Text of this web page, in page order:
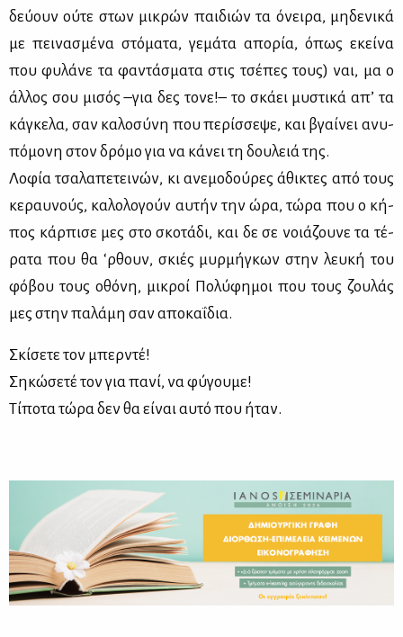
δεύ­ουν ού­τε στων μι­κρών παι­διών τα όνει­ρα, μη­δε­νι­κά
με πει­να­σμέ­να στό­μα­τα, γε­μά­τα απο­ρία, όπως εκεί­να
που φυ­λά­νε τα φα­ντά­σμα­τα στις τσέ­πες τους) ναι, μα ο
άλ­λος σου μι­σός –για δες το­νε!– το σκά­ει μυ­στι­κά απ’ τα
κά­γκε­λα, σαν κα­λο­σύ­νη που πε­ρίσ­σε­ψε, και βγαί­νει ανυ­
πό­μο­νη στον δρό­μο για να κά­νει τη δου­λειά της.
Λο­φία τσα­λα­πε­τει­νών, κι ανε­μο­δού­ρες άθι­κτες από τους
κε­ραυ­νούς, κα­λο­λο­γούν αυ­τήν την ώρα, τώ­ρα που ο κή­
πος κάρ­πι­σε μες στο σκο­τά­δι, και δε σε νοιά­ζου­νε τα τέ­
ρα­τα που θα ‘ρθουν, σκιές μυρ­μή­γκων στην λευ­κή του
φό­βου τους οθό­νη, μι­κροί Πο­λύ­φη­μοι που τους ζου­λάς
μες στην πα­λά­μη σαν απο­κα­ΐ­δια.
Σκί­σε­τε τον μπερ­ντέ!
Ση­κώ­σε­τέ τον για πα­νί, να φύ­γου­με!
Τί­πο­τα τώ­ρα δεν θα εί­ναι αυ­τό που ήταν.